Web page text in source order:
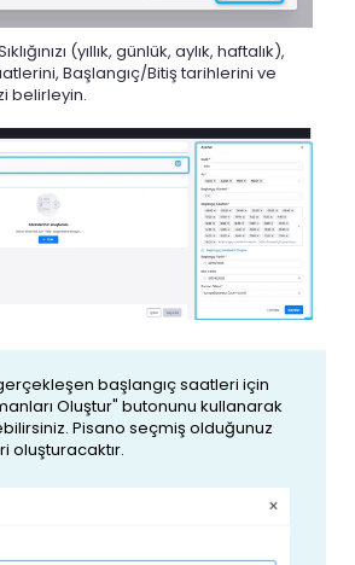
(yıllık, günlük, aylık, haftalık),
Başlangıç/Bitiş tarihlerini ve
belirleyin.
başlangıç ​​saatleri için
Oluştur" butonunu kullanarak
Pisano seçmiş olduğunuz
oluşturacaktır.